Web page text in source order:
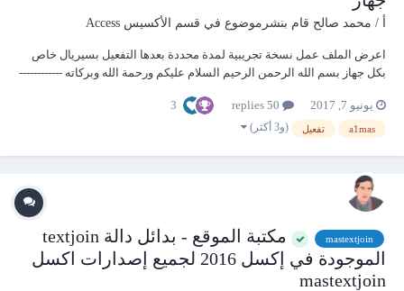
أ / محمد صالح قام بنشرموضوع في قسم الأكسيس Access
اعرض الملف عمل نسخة تجريبية لمدة محددة بعدها التفعيل بسيريال خاص
بكل جهاز بسم الله الرحمن الرحيم السلام عليكم ورحمة الله وبركاته ------------
استكمالا لسلسلة ما خف وزن...
يونيو 7, 2017 3
a1mas تفعيل (و3 أكثر)
mastextjoin
مكتبة الموقع - بدائل دالة textjoin
الموجودة في إكسل 2016 لجميع إصدارات اكسل
mastextjoin